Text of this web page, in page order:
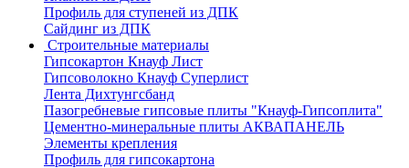
Профиль для ступеней из ДПК
Сайдинг из ДПК
Строительные материалы
Гипсокартон Кнауф Лист
Гипсоволокно Кнауф Суперлист
Лента Дихтунгсбанд
Пазогребневые гипсовые плиты "Кнауф-Гипсоплита"
Цементно-минеральные плиты АКВАПАНЕЛЬ
Элементы крепления
Профиль для гипсокартона